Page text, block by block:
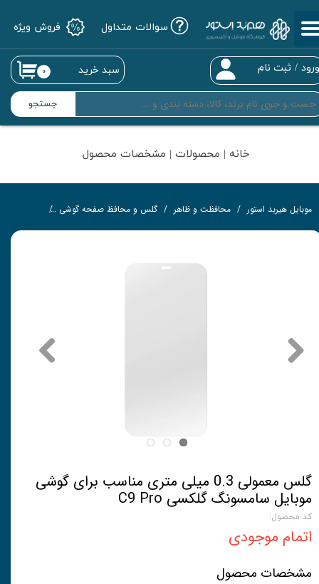
جستجو
/ ثبت نام
حساب کاربری من
تغییر گذر واژه
سفارشات
خروج از حساب کاربری
۰ سبد خرید
سوالات متداول فروش ویژه
خانه | محصولات | مشخصات محصول
موبایل هیربد استور محافظت و ظاهر گلس و محافظ صفحه گوشی
گلس معمولی 0.3 میلی متری مناسب برای گوشی
موبایل سامسونگ گلکسی C9 Pro
کد محصول:
اتمام موجودی
مشخصات محصول